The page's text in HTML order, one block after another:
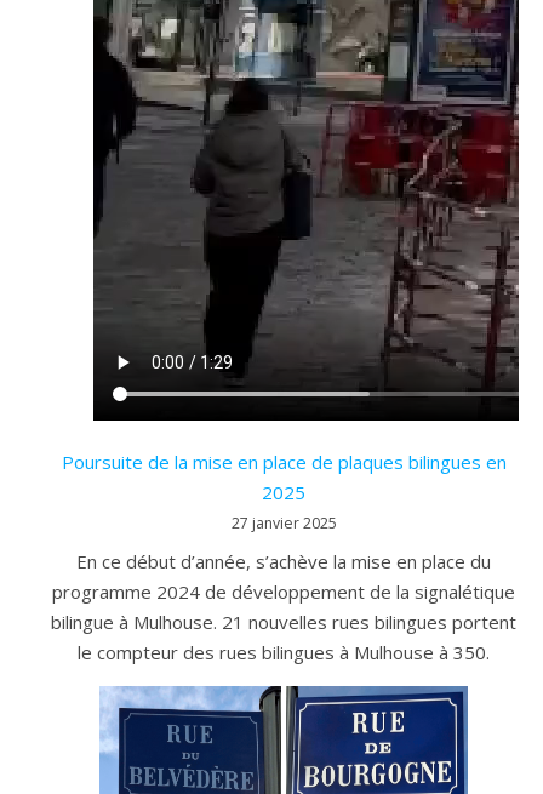
Poursuite de la mise en place de plaques bilingues en
2025
27 janvier 2025
En ce début d’année, s’achève la mise en place du
programme 2024 de développement de la signalétique
bilingue à Mulhouse. 21 nouvelles rues bilingues portent
le compteur des rues bilingues à Mulhouse à 350.